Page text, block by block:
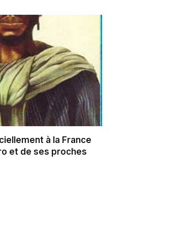
à la France
et de ses proches